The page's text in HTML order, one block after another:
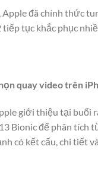
đã chính thức
tiếp tục khắc phục
quay video trên
giới thiệu tại buổi
Bionic để phân
có kết cấu, chi tiết